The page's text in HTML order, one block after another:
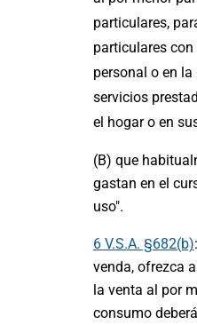
particulares,
particulares
personal o en
servicios
el hogar o en
(B) que
gastan en el
uso".
6 V.S.A. §682(b)
venda, ofrezca
la venta al por
consumo